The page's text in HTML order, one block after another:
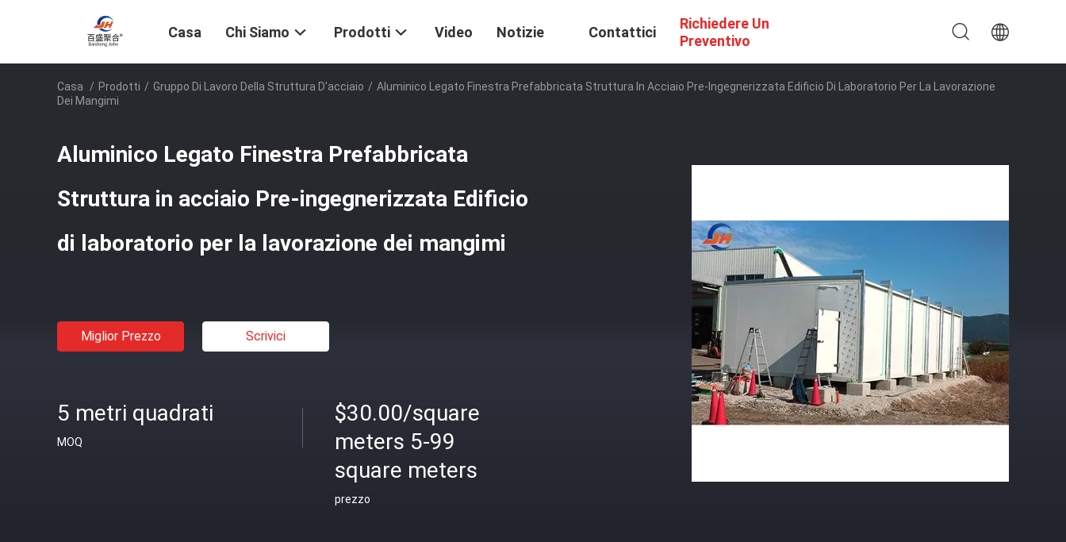
Casa Chi Siamo Prodotti Video Notizie Contattici
Richiedere Un
Preventivo
Casa / Prodotti / Gruppo Di Lavoro Della Struttura D'acciaio / Aluminico Legato Finestra Prefabbricata Struttura In Acciaio Pre-Ingegnerizzata Edificio Di Laboratorio Per La Lavorazione
Dei Mangimi
Aluminico Legato Finestra Prefabbricata
Struttura in acciaio Pre-ingegnerizzata Edificio
di laboratorio per la lavorazione dei mangimi
Miglior Prezzo Scrivici
5 metri quadrati
MOQ
$30.00/square
meters 5-99
square meters
prezzo